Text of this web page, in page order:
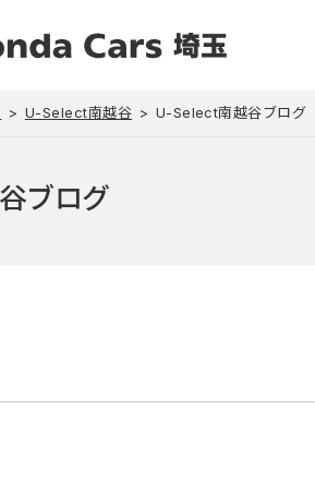
U-Select南越谷 U-Select南越谷ブログ
ブログ